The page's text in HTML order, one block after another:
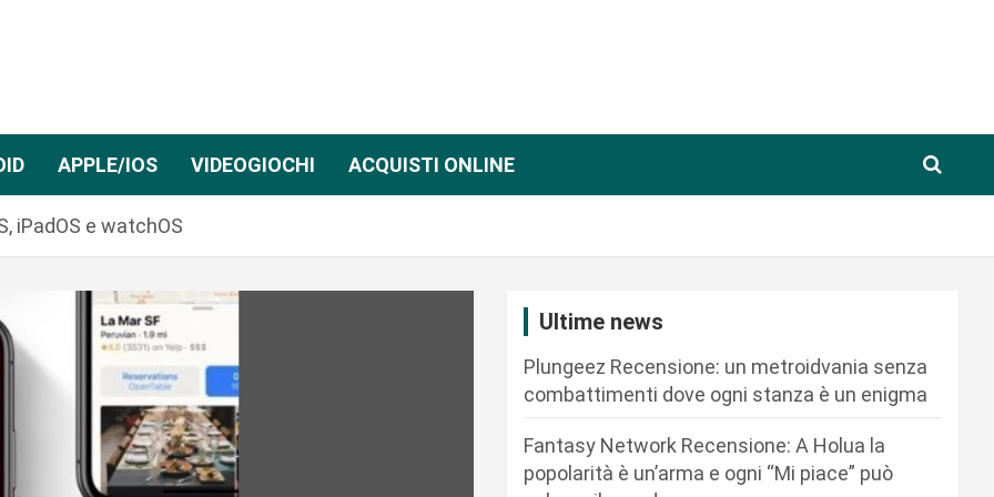
APPLE/IOS VIDEOGIOCHI ACQUISTI ONLINE
iPadOS e watchOS
Ultime news
Plungeez Recensione: un metroidvania senza
combattimenti dove ogni stanza è un enigma
Fantasy Network Recensione: A Holua la
popolarità è un’arma e ogni “Mi piace” può